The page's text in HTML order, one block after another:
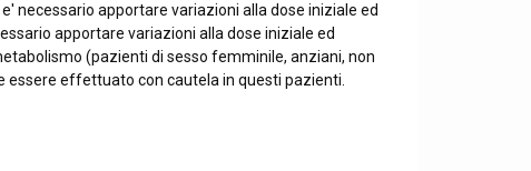
necessario apportare variazioni alla dose iniziale ed
apportare variazioni alla dose iniziale ed
(pazienti di sesso femminile, anziani, non
essere effettuato con cautela in questi pazienti.